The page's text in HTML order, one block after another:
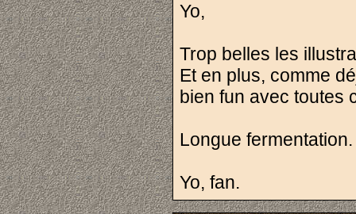
Yo,
Trop belles les
Et en plus, comme
bien fun avec toutes
Longue fermentation.
Yo, fan.